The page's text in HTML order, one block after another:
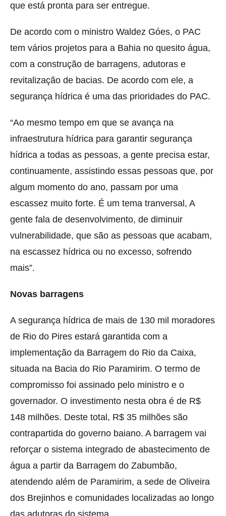
que está pronta para ser entregue.
De acordo com o ministro Waldez Góes, o PAC
tem vários projetos para a Bahia no quesito água,
com a construção de barragens, adutoras e
revitalização de bacias. De acordo com ele, a
segurança hídrica é uma das prioridades do PAC.
“Ao mesmo tempo em que se avança na
infraestrutura hídrica para garantir segurança
hídrica a todas as pessoas, a gente precisa estar,
continuamente, assistindo essas pessoas que, por
algum momento do ano, passam por uma
escassez muito forte. É um tema tranversal, A
gente fala de desenvolvimento, de diminuir
vulnerabilidade, que são as pessoas que acabam,
na escassez hídrica ou no excesso, sofrendo
mais”.
Novas barragens
A segurança hídrica de mais de 130 mil moradores
de Rio do Pires estará garantida com a
implementação da Barragem do Rio da Caixa,
situada na Bacia do Rio Paramirim. O termo de
compromisso foi assinado pelo ministro e o
governador. O investimento nesta obra é de R$
148 milhões. Deste total, R$ 35 milhões são
contrapartida do governo baiano. A barragem vai
reforçar o sistema integrado de abastecimento de
água a partir da Barragem do Zabumbão,
atendendo além de Paramirim, a sede de Oliveira
dos Brejinhos e comunidades localizadas ao longo